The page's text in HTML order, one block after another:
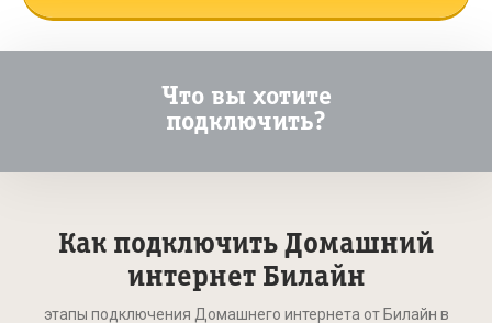
Что вы хотите
подключить?
Как подключить Домашний
интернет Билайн
этапы подключения Домашнего интернета от Билайн в